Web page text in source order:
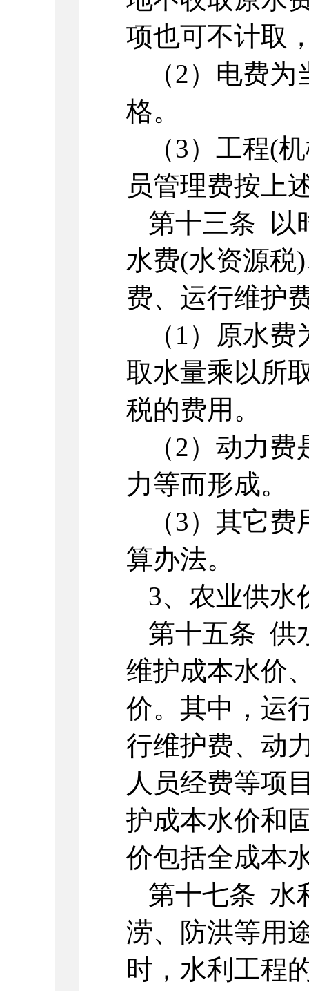
项也可不计取
（2）电费
格。
（3）工程(
员管理费按上
第十三条 以
水费(水资源税
费、运行维护
（1）原水
取水量乘以所
税的费用。
（2）动力
力等而形成。
（3）其它
算办法。
3、农业供水
第十五条 供
维护成本水价
价。其中，运
行维护费、动
人员经费等项
护成本水价和
价包括全成本
第十七条 水
涝、防洪等用
时，水利工程